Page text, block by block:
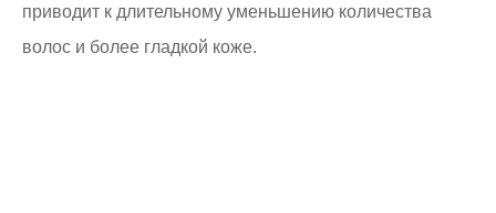
приводит к длительному уменьшению количества
волос и более гладкой коже.